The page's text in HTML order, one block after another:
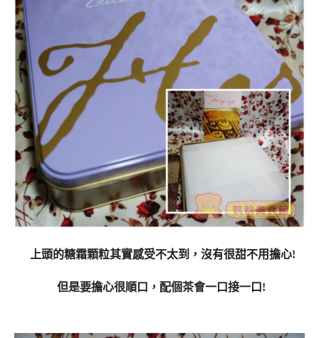
上頭的糖霜顆粒其實感受不太到，沒有很甜不用擔心!
但是要擔心很順口，配個茶會一口接一口!